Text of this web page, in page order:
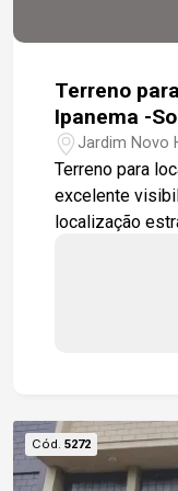
Terreno
Ipanema -
Jardim Novo
Terreno para
excelente
localização
-Topografia
comércios,
Cód. 5272